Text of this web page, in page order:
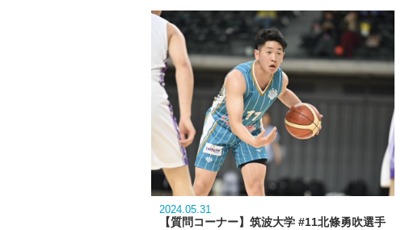
2024.05.31
【質問コーナー】筑波大学 #11北條勇吹選手